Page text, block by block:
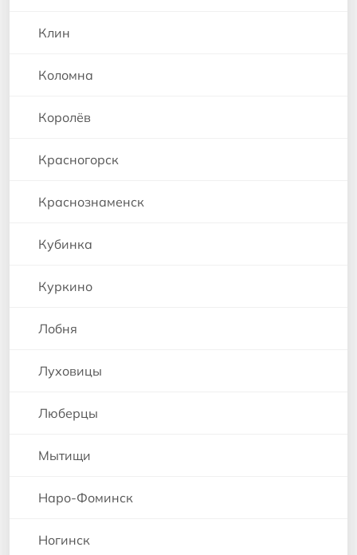
Клин
Коломна
Королёв
Красногорск
Краснознаменск
Кубинка
Куркино
Лобня
Луховицы
Люберцы
Мытищи
Наро-Фоминск
Ногинск